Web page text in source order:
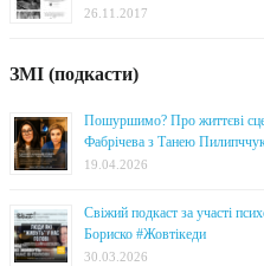
26.11.2017
ЗМІ (подкасти)
Пошуршимо? Про життєві
Фабрічева з Танею
19.04.2026
Свіжий подкаст за участі
Бориско #Жовтікеди
30.03.2026